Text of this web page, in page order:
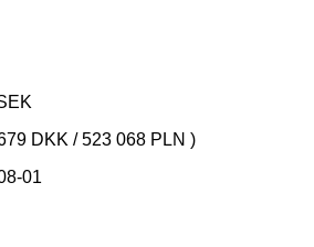
DKK /523 068 PLN )
01